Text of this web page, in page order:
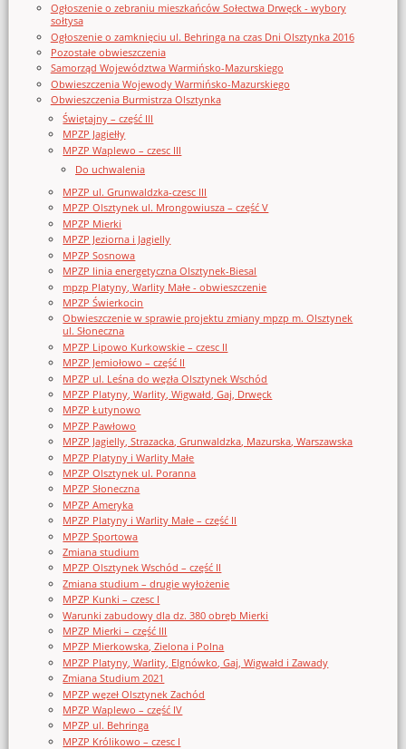
Ogłoszenie o zebraniu mieszkańców Sołectwa Drwęck - wybory
sołtysa
Ogłoszenie o zamknięciu ul. Behringa na czas Dni Olsztynka 2016
Pozostałe obwieszczenia
Samorząd Województwa Warmińsko-Mazurskiego
Obwieszczenia Wojewody Warmińsko-Mazurskiego
Obwieszczenia Burmistrza Olsztynka
Świętajny – część III
MPZP Jagiełły
MPZP Waplewo – czesc III
Do uchwalenia
MPZP ul. Grunwaldzka-czesc III
MPZP Olsztynek ul. Mrongowiusza – część V
MPZP Mierki
MPZP Jeziorna i Jagielly
MPZP Sosnowa
MPZP linia energetyczna Olsztynek-Biesal
mpzp Platyny, Warlity Małe - obwieszczenie
MPZP Świerkocin
Obwieszczenie w sprawie projektu zmiany mpzp m. Olsztynek
ul. Słoneczna
MPZP Lipowo Kurkowskie – czesc II
MPZP Jemiołowo – część II
MPZP ul. Leśna do węzła Olsztynek Wschód
MPZP Platyny, Warlity, Wigwałd, Gaj, Drwęck
MPZP Łutynowo
MPZP Pawłowo
MPZP Jagielly, Strazacka, Grunwaldzka, Mazurska, Warszawska
MPZP Platyny i Warlity Małe
MPZP Olsztynek ul. Poranna
MPZP Słoneczna
MPZP Ameryka
MPZP Platyny i Warlity Małe – część II
MPZP Sportowa
Zmiana studium
MPZP Olsztynek Wschód – część II
Zmiana studium – drugie wyłożenie
MPZP Kunki – czesc I
Warunki zabudowy dla dz. 380 obręb Mierki
MPZP Mierki – część III
MPZP Mierkowska, Zielona i Polna
MPZP Platyny, Warlity, Elgnówko, Gaj, Wigwałd i Zawady
Zmiana Studium 2021
MPZP węzeł Olsztynek Zachód
MPZP Waplewo – część IV
MPZP ul. Behringa
MPZP Królikowo – czesc I